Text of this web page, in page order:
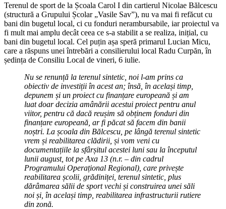
Terenul de sport de la Școala Carol I din cartierul Nicolae Bălcescu
(structură a Grupului Școlar „Vasile Sav”), nu va mai fi refăcut cu
bani din bugetul local, ci cu fonduri nerambursabile, iar proiectul va
fi mult mai amplu decât ceea ce s-a stabilit a se realiza, inițial, cu
bani din bugetul local. Cel puțin așa speră primarul Lucian Micu,
care a răspuns unei întrebări a consilierului local Radu Curpăn, în
ședința de Consiliu Local de vineri, 6 iulie.
Nu se renunță la terenul sintetic, noi l-am prins ca
obiectiv de investiții în acest an; însă, în același timp,
depunem și un proiect cu finanțare europeană și am
luat doar decizia amânării acestui proiect pentru anul
viitor, pentru că dacă reușim să obținem fonduri din
finanțare europeană, ar fi păcat să facem din banii
noștri. La școala din Bălcescu, pe lângă terenul sintetic
vrem și reabilitarea clădirii, și vom veni cu
documentațiile la sfârșitul acestei luni sau la începutul
lunii august, tot pe Axa 13 (n.r. – din cadrul
Programului Operațional Regional), care privește
reabilitarea școlii, grădiniței, terenul sintetic, plus
dărâmarea sălii de sport vechi și construirea unei săli
noi și, în același timp, reabilitarea infrastructurii rutiere
din zonă.